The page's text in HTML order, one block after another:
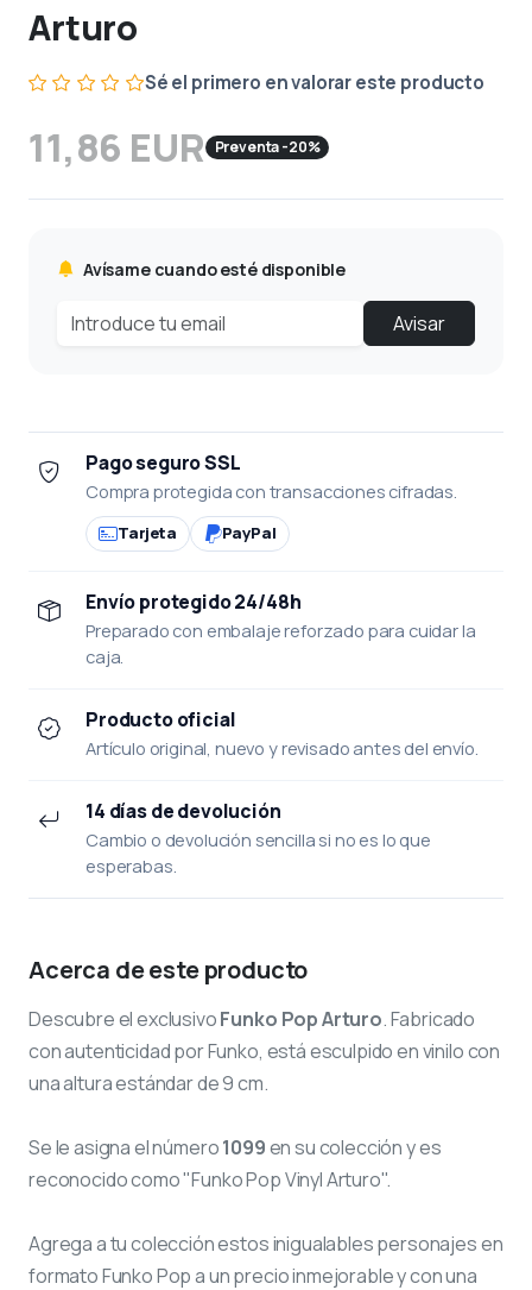
Arturo
Sé el primero en valorar este producto
11,86 EUR Preventa -20%
Avísame cuando esté disponible
Avisar
Pago seguro SSL
Compra protegida con transacciones cifradas.
Tarjeta PayPal
Envío protegido 24/48h
Preparado con embalaje reforzado para cuidar la
caja.
Producto oficial
Artículo original, nuevo y revisado antes del envío.
14 días de devolución
Cambio o devolución sencilla si no es lo que
esperabas.
Acerca de este producto
Descubre el exclusivoFunko Pop Arturo. Fabricado
con autenticidad por Funko, está esculpido en vinilo con
una altura estándar de 9 cm.
Se le asigna el número1099en su colección y es
reconocido como "Funko Pop Vinyl Arturo".
Agrega a tu colección estos inigualables personajes en
formato Funko Pop a un precio inmejorable y con una